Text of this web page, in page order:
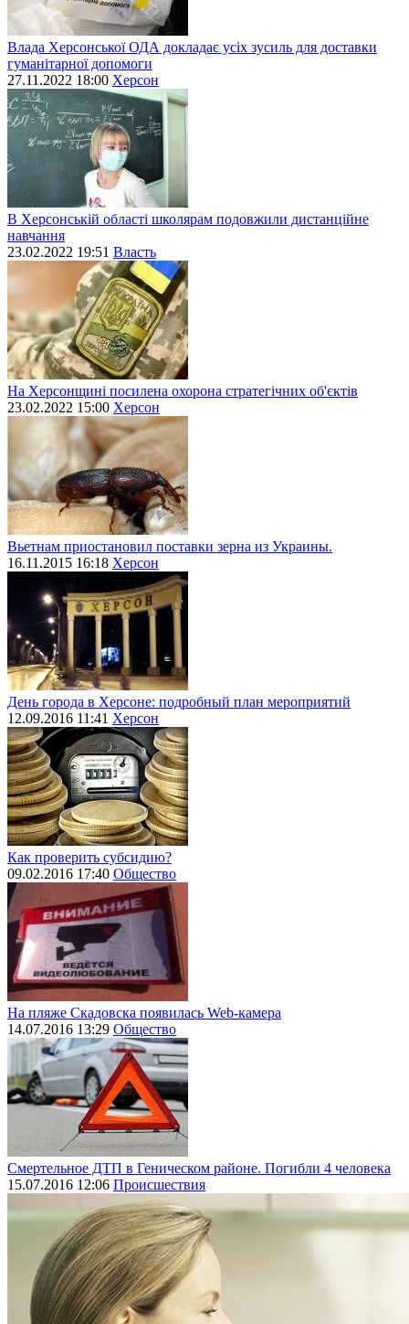
Влада Херсонської ОДА докладає усіх зусиль для доставки
гуманітарної допомоги
27.11.2022 18:00 Херсон
В Херсонській області школярам подовжили дистанційне
навчання
23.02.2022 19:51 Власть
На Херсонщині посилена охорона стратегічних об'єктів
23.02.2022 15:00 Херсон
Вьетнам приостановил поставки зерна из Украины.
16.11.2015 16:18 Херсон
День города в Херсоне: подробный план мероприятий
12.09.2016 11:41 Херсон
Как проверить субсидию?
09.02.2016 17:40 Общество
На пляже Скадовска появилась Web-камера
14.07.2016 13:29 Общество
Смертельное ДТП в Геническом районе. Погибли 4 человека
15.07.2016 12:06 Происшествия